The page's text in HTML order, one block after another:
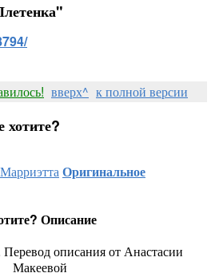
вверх^ к полной версии
хотите?
МарриэттаОригинальное
Описание
описания от Анастасии
Макеевой